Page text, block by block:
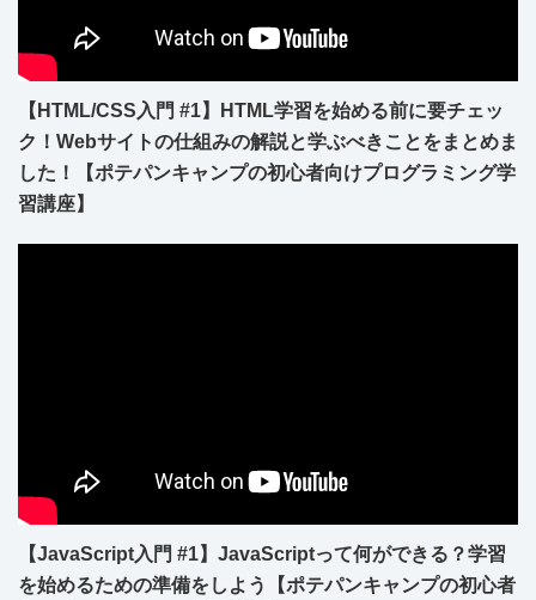
【HTML/CSS入門 #1】HTML学習を始める前に要チェッ
ク！Webサイトの仕組みの解説と学ぶべきことをまとめま
した！【ポテパンキャンプの初心者向けプログラミング学
習講座】
【JavaScript入門 #1】JavaScriptって何ができる？学習
を始めるための準備をしよう【ポテパンキャンプの初心者